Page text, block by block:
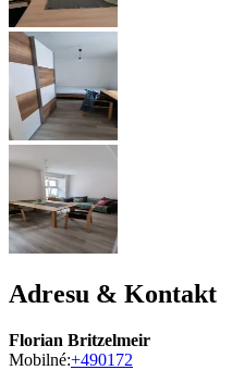
Adresu & Kontakt
Florian Britzelmeir
Mobilné:+490172